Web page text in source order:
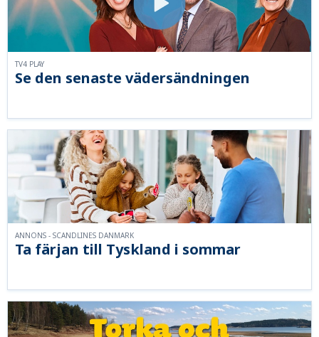
Se den senaste vädersändningen
TV4 PLAY
Ta färjan till Tyskland i sommar
ANNONS - SCANDLINES DANMARK